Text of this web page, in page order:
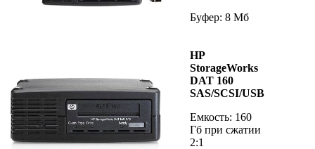
Буфер: 8 Мб
HP
StorageWorks
DAT 160
SAS/SCSI/USB
Емкость: 160
Гб при сжатии
2:1